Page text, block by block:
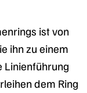
ist von
ihn zu einem
Linienführung
dem Ring